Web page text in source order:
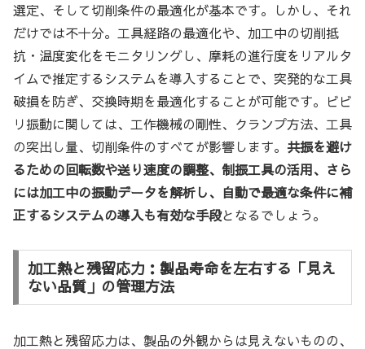
選定、そして切削条件の最適化が基本です。しかし、それ
だけでは不十分。工具経路の最適化や、加工中の切削抵
抗・温度変化をモニタリングし、摩耗の進行度をリアルタ
イムで推定するシステムを導入することで、突発的な工具
破損を防ぎ、交換時期を最適化することが可能です。ビビ
リ振動に関しては、工作機械の剛性、クランプ方法、工具
の突出し量、切削条件のすべてが影響します。 共振を避け
るための回転数や送り速度の調整、制振工具の活用、さら
には加工中の振動データを解析し、自動で最適な条件に補
正するシステムの導入も有効な手段となるでしょう。
加工熱と残留応力：製品寿命を左右する「見え
ない品質」の管理方法
加工熱と残留応力は、製品の外観からは見えないものの、